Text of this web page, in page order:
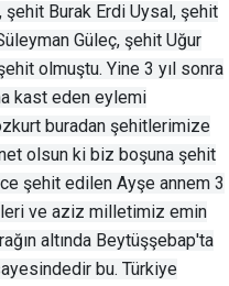
Burak Erdi Uysal, şehit
Güleç, şehit Uğur
olmuştu. Yine 3 yıl sonra
kast eden eylemi
buradan şehitlerimize
olsun ki biz boşuna şehit
şehit edilen Ayşe annem 3
ve aziz milletimiz emin
altında Beytüşşebap'ta
bu. Türkiye